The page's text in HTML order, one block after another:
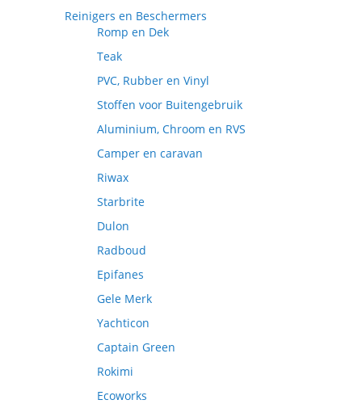
Reinigers en Beschermers
Romp en Dek
Teak
PVC, Rubber en Vinyl
Stoffen voor Buitengebruik
Aluminium, Chroom en RVS
Camper en caravan
Riwax
Starbrite
Dulon
Radboud
Epifanes
Gele Merk
Yachticon
Captain Green
Rokimi
Ecoworks